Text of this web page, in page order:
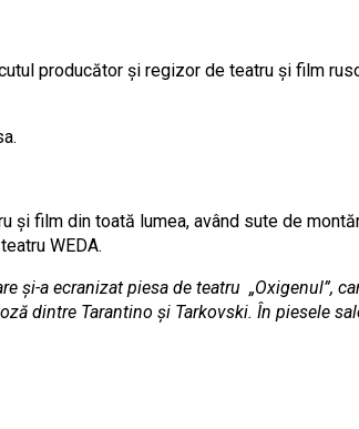
producător și regizor de teatru și film
film din toată lumea, având sute de
WEDA.
și-a ecranizat piesa de teatru „Oxigenul”,
dintre Tarantino și Tarkovski. În piesele